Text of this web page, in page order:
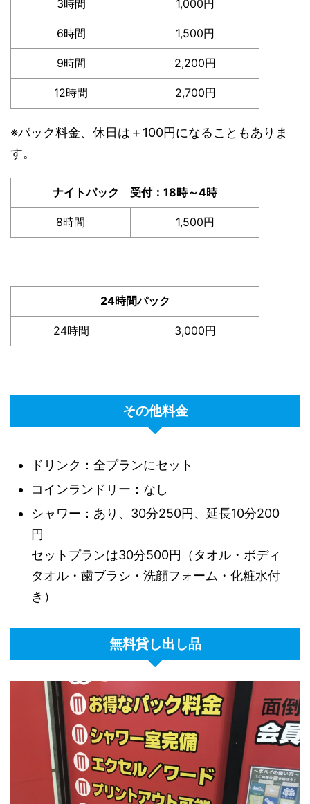
3時間 1,000円
6時間 1,500円
9時間 2,200円
12時間 2,700円
※パック料金、休日は＋100円になることもありま
す。
ナイトパック 受付：18時～4時
8時間 1,500円
24時間パック
24時間 3,000円
その他料金
ドリンク：全プランにセット
コインランドリー：なし
シャワー：あり、30分250円、延長10分200
円
セットプランは30分500円（タオル・ボディ
タオル・歯ブラシ・洗顔フォーム・化粧水付
き）
無料貸し出し品